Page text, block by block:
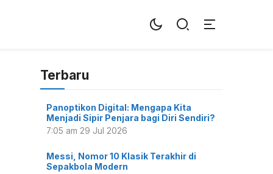
Terbaru
Panoptikon Digital: Mengapa Kita
Menjadi Sipir Penjara bagi Diri Sendiri?
7:05 am 29 Jul 2026
Messi, Nomor 10 Klasik Terakhir di
Sepakbola Modern